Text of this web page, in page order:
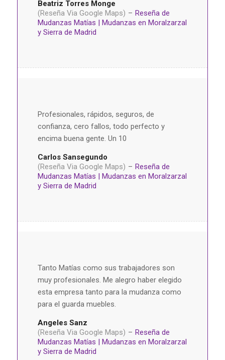
Beatriz Torres Monge
(Reseña Via Google Maps) – Reseña de
Mudanzas Matías | Mudanzas en Moralzarzal
y Sierra de Madrid
Profesionales, rápidos, seguros, de
confianza, cero fallos, todo perfecto y
encima buena gente. Un 10
Carlos Sansegundo
(Reseña Via Google Maps) – Reseña de
Mudanzas Matías | Mudanzas en Moralzarzal
y Sierra de Madrid
Tanto Matías como sus trabajadores son
muy profesionales. Me alegro haber elegido
esta empresa tanto para la mudanza como
para el guarda muebles.
Angeles Sanz
(Reseña Via Google Maps) – Reseña de
Mudanzas Matías | Mudanzas en Moralzarzal
y Sierra de Madrid